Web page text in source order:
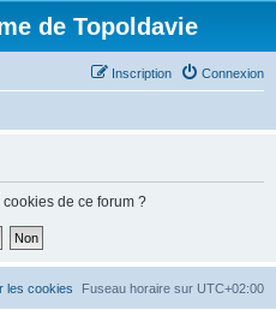
de Topoldavie
Connexion
Inscription
de ce forum ?
Fuseau horaire sur UTC+02:00
les cookies